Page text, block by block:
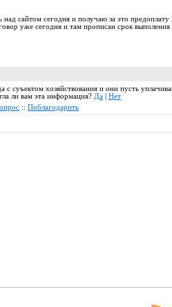
сайтом сегодня и получаю за это предоплату
уже сегодня и там прописан срок
суъектом хозяйствования и они пусть
ли вам эта информация? Да
Нет
:: Поблагодарить